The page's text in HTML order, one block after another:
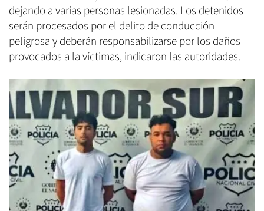
dejando a varias personas lesionadas. Los detenidos
serán procesados por el delito de conducción
peligrosa y deberán responsabilizarse por los daños
provocados a la víctimas, indicaron las autoridades.